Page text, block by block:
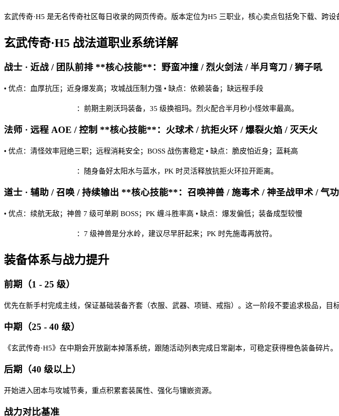
玄武传奇·H5 是无名传奇社区每日收录的网页传奇。版本定位为H5 三职业，核心卖点包括免下载、跨
玄武传奇·H5 战法道职业系统详解
战士 · 近战 / 团队前排 **核心技能**：野蛮冲撞 / 烈火剑法 / 半月弯刀 / 狮子吼
• 优点：血厚抗压；近身爆发高；攻城战压制力强 • 缺点：依赖装备；缺远程手段
：前期主刷沃玛装备，35 级换祖玛。烈火配合半月秒小怪效率最高。
法师 · 远程 AOE / 控制 **核心技能**：火球术 / 抗拒火环 / 爆裂火焰 / 灭天火
• 优点：清怪效率冠绝三职；远程消耗安全；BOSS 战伤害稳定 • 缺点：脆皮怕近身；蓝耗高
：随身备好太阳水与蓝水，PK 时灵活释放抗拒火环拉开距离。
道士 · 辅助 / 召唤 / 持续输出 **核心技能**：召唤神兽 / 施毒术 / 神圣战甲术 / 气
• 优点：续航无敌；神兽 7 级可单刷 BOSS；PK 缠斗胜率高 • 缺点：爆发偏低；装备成型较慢
：7 级神兽是分水岭，建议尽早肝起来；PK 时先施毒再放符。
装备体系与战力提升
前期（1 - 25 级）
优先在新手村完成主线，保证基础装备齐套（衣服、武器、项链、戒指）。这一阶段不要追求极品，目
中期（25 - 40 级）
《玄武传奇·H5》在中期会开放副本掉落系统，跟随活动列表完成日常副本，可稳定获得橙色装备碎片。
后期（40 级以上）
开始进入团本与攻城节奏，重点积累套装属性、强化与镶嵌资源。
战力对比基准